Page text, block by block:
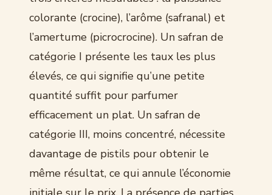
colorante (crocine), l’arôme (safranal) et
l’amertume (picrocrocine). Un safran de
catégorie I présente les taux les plus
élevés, ce qui signifie qu’une petite
quantité suffit pour parfumer
efficacement un plat. Un safran de
catégorie III, moins concentré, nécessite
davantage de pistils pour obtenir le
même résultat, ce qui annule l’économie